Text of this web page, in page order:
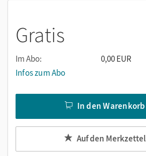
Gratis
Im Abo:
0,00 EUR
Infos zum Abo
In den Warenkorb
Auf den Merkzettel